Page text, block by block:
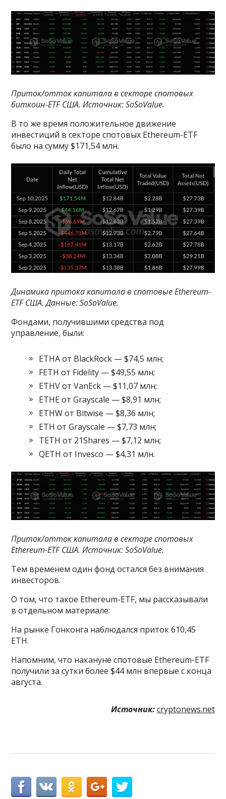
Приток/отток капитала в секторе спотовых
биткоин-ETF США. Источник:SoSoValue.
В то же время положительное движение
инвестиций в секторе спотовых Ethereum-ETF
было на сумму $171,54 млн.
Динамика притока капитала в спотовые Ethereum-
ETF США. Данные:SoSoValue.
Фондами, получившими средства под
управление, были:
ETHA от BlackRock — $74,5 млн;
FETH от Fidelity — $49,55 млн;
ETHV от VanEck — $11,07 млн;
ETHE от Grayscale — $8,91 млн;
ETHW от Bitwise — $8,36 млн;
ETH от Grayscale — $7,73 млн;
TETH от 21Shares — $7,12 млн;
QETH от Invesco — $4,31 млн.
Приток/отток капитала в секторе спотовых
Ethereum-ETF США. Источник:SoSoValue.
Тем временем один фонд остался без внимания
инвесторов.
О том, что такое Ethereum-ETF, мы рассказывали
в отдельном материале:
На рынке Гонконга наблюдался приток 610,45
ETH.
Напомним, что накануне спотовые Ethereum-ETF
получили за сутки более $44 млн впервые с конца
августа.
Источник: cryptonews.net